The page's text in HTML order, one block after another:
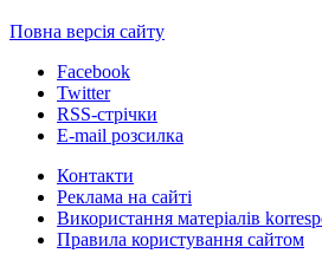
Повна версія сайту
Facebook
Twitter
RSS-стрічки
E-mail розсилка
Контакти
Реклама на сайті
Використання матеріалів
Правила користування сайтом